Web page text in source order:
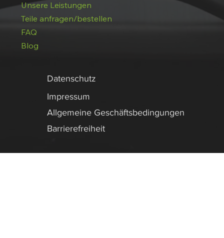
Datenschutz
Impressum
Allgemeine Geschäftsbedingungen
Barrierefreiheit
Unsere Leistungen
Teile anfragen/bestellen
FAQ
Blog